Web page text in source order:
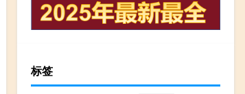
标签